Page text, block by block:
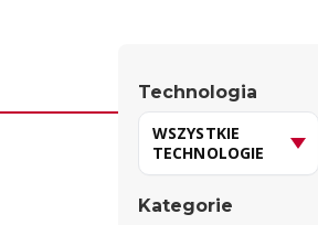
Technologia
Kategorie